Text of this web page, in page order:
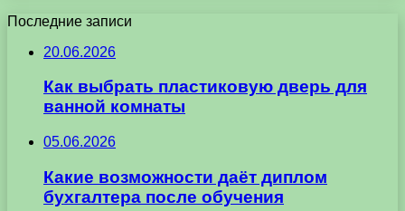
Последние записи
20.06.2026
Как выбрать пластиковую дверь для
ванной комнаты
05.06.2026
Какие возможности даёт диплом
бухгалтера после обучения